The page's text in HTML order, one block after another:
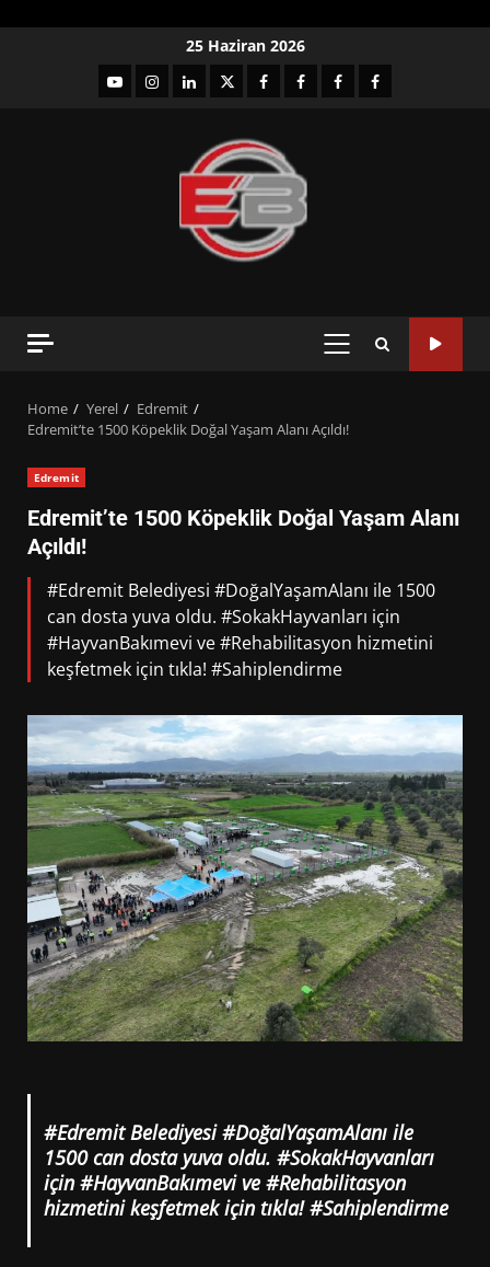
25 Haziran 2026
YouTubeInstagram
LinkedIntwitterfacebook-Facebook-
Facebook-Facebook-
PRIMARY
Home Yerel
Edremit
Edremit’te 1500 Köpeklik Doğal Yaşam Alanı Açıldı!
Edremit
Edremit’te 1500 Köpeklik Doğal Yaşam Alanı
Açıldı!
#Edremit Belediyesi #DoğalYaşamAlanı ile 1500
can dosta yuva oldu. #SokakHayvanları için
#HayvanBakımevi ve #Rehabilitasyon hizmetini
keşfetmek için tıkla! #Sahiplendirme
#Edremit Belediyesi #DoğalYaşamAlanı ile
1500 can dosta yuva oldu. #SokakHayvanları
için #HayvanBakımevi ve #Rehabilitasyon
hizmetini keşfetmek için tıkla! #Sahiplendirme